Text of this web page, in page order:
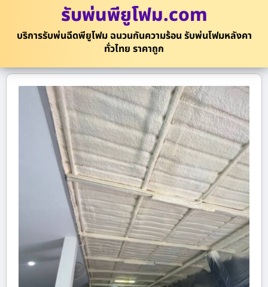
รับพ่นพียูโฟม.com
บริการรับพ่นฉีดพียูโฟม ฉนวนกันความร้อน รับพ่นโฟมหลังคา
ทั่วไทย ราคาถูก